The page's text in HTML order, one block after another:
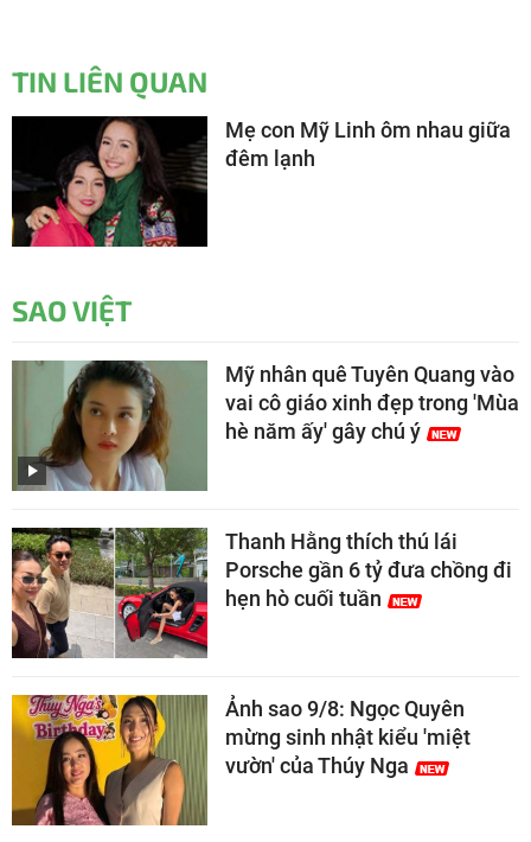
TIN LIÊN QUAN
Mẹ con Mỹ Linh ôm nhau giữa
đêm lạnh
SAO VIỆT
Mỹ nhân quê Tuyên Quang vào
vai cô giáo xinh đẹp trong 'Mùa
hè năm ấy' gây chú ý
Thanh Hằng thích thú lái
Porsche gần 6 tỷ đưa chồng đi
hẹn hò cuối tuần
Ảnh sao 9/8: Ngọc Quyên
mừng sinh nhật kiểu 'miệt
vườn' của Thúy Nga